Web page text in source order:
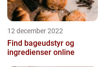
12 december 2022
Find bageudstyr og
ingredienser online